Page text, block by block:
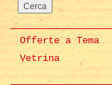
Offerte a Tema
Vetrina